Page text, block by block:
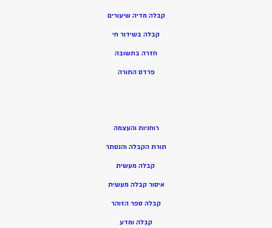
קבלה מדיה שיעורים
קבלה בשידור חי
חזרה בתשובה
פרדס התורה
רוחניות והעצמה
תורת הקבלה והנסתר
קבלה מעשית
איסור קבלה מעשית
קבלה ספר הזוהר
קבלה ומדע